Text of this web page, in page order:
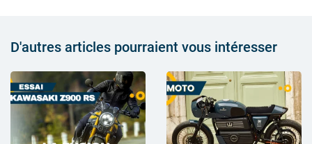
D'autres articles pourraient vous intéresser